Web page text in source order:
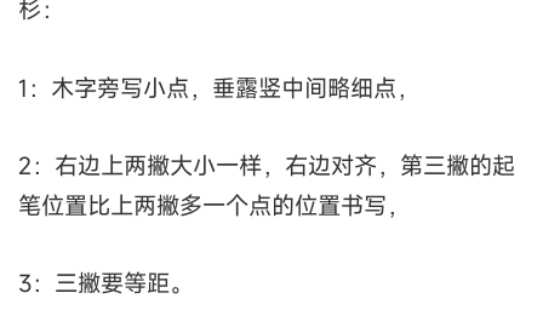
杉：
1：木字旁写小点，垂露竖中间略细点，
2：右边上两撇大小一样，右边对齐，第三撇的起
笔位置比上两撇多一个点的位置书写，
3：三撇要等距。